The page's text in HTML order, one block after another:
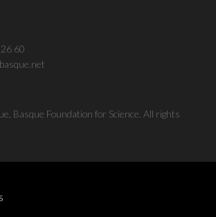
60
Basque Foundation for Science. All rights